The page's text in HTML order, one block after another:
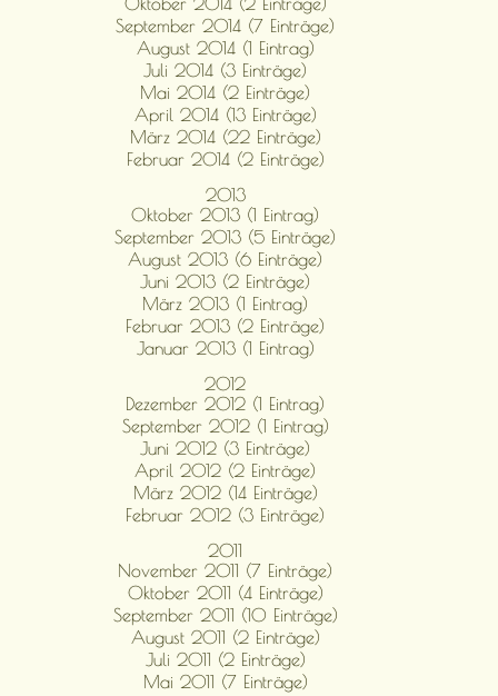
September 2014 (7 Einträge)
August 2014 (1 Eintrag)
Juli 2014 (3 Einträge)
Mai 2014 (2 Einträge)
April 2014 (13 Einträge)
März 2014 (22 Einträge)
Februar 2014 (2 Einträge)
2013
Oktober 2013 (1 Eintrag)
September 2013 (5 Einträge)
August 2013 (6 Einträge)
Juni 2013 (2 Einträge)
März 2013 (1 Eintrag)
Februar 2013 (2 Einträge)
Januar 2013 (1 Eintrag)
2012
Dezember 2012 (1 Eintrag)
September 2012 (1 Eintrag)
Juni 2012 (3 Einträge)
April 2012 (2 Einträge)
März 2012 (14 Einträge)
Februar 2012 (3 Einträge)
2011
November 2011 (7 Einträge)
Oktober 2011 (4 Einträge)
September 2011 (10 Einträge)
August 2011 (2 Einträge)
Juli 2011 (2 Einträge)
Mai 2011 (7 Einträge)